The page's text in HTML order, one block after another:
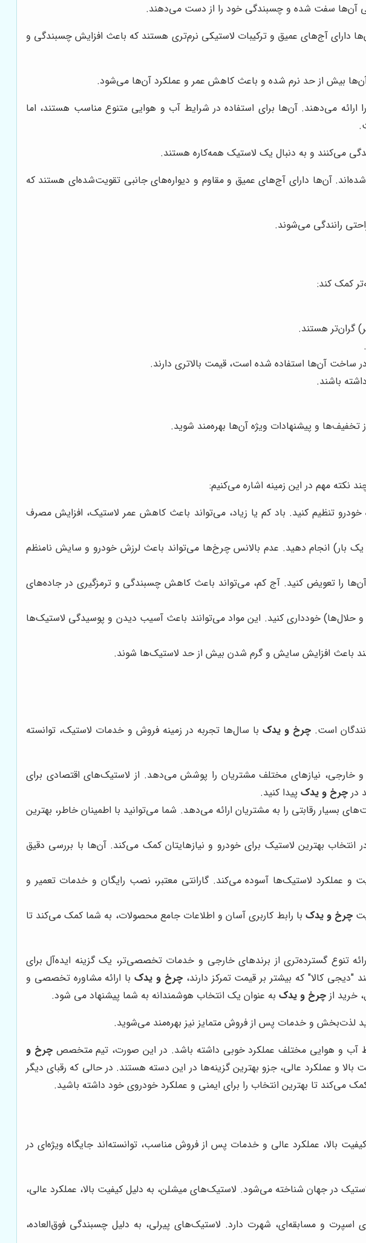
آن‌ها سفت شده و چسبندگی خود را از دست می‌دهند.
دارای آج‌های عمیق و ترکیبات لاستیکی نرم‌تری هستند که باعث افزایش چسبندگی و
آن‌ها بیش از حد نرم شده و باعث کاهش عمر و عملکرد آن‌ها می‌شود.
ارائه می‌دهند. آن‌ها برای استفاده در شرایط آب و هوایی متنوع مناسب هستند، اما
می‌کنند و به دنبال یک لاستیک همه‌کاره هستند.
آن‌ها دارای آج‌های عمیق و مقاوم و دیواره‌های جانبی تقویت‌شده‌ای هستند که
رانندگی می‌شوند.
کمک کند:
گران‌تر هستند.
ساخت آن‌ها استفاده شده است، قیمت بالاتری دارند.
باشند.
و پیشنهادات ویژه آن‌ها بهره‌مند شوید.
نکته مهم در این زمینه اشاره می‌کنیم:
تنظیم کنید. باد کم یا زیاد، می‌تواند باعث کاهش عمر لاستیک، افزایش مصرف
بار) انجام دهید. عدم بالانس چرخ‌ها می‌تواند باعث لرزش خودرو و سایش نامنظم
را تعویض کنید. آج کم، می‌تواند باعث کاهش چسبندگی و ترمزگیری در جاده‌های
و حلال‌ها) خودداری کنید. این مواد می‌توانند باعث آسیب دیدن و پوسیدگی لاستیک‌ها
باعث افزایش سایش و گرم شدن بیش از حد لاستیک‌ها شوند.
است.چرخ و یدک با سال‌ها تجربه در زمینه فروش و خدمات لاستیک، توانسته
و خارجی، نیازهای مختلف مشتریان را پوشش می‌دهد. از لاستیک‌های اقتصادی برای
در چرخ و یدکپیدا کنید.
بسیار رقابتی را به مشتریان ارائه می‌دهد. شما می‌توانید با اطمینان خاطر، بهترین
انتخاب بهترین لاستیک برای خودرو و نیازهایتان کمک می‌کند. آن‌ها با بررسی دقیق
و عملکرد لاستیک‌ها آسوده می‌کند. گارانتی معتبر، نصب رایگان و خدمات تعمیر و
چرخ و یدک با رابط کاربری آسان و اطلاعات جامع محصولات، به شما کمک می‌کند تا
تنوع گسترده‌تری از برندهای خارجی و خدمات تخصصی‌تر، یک گزینه ایده‌آل برای
"دیجی کالا" که بیشتر بر قیمت تمرکز دارند،چرخ و یدکبا ارائه مشاوره تخصصی و
خرید از چرخ و یدکبه عنوان یک انتخاب هوشمندانه به شما پیشنهاد می شود.
لذت‌بخش و خدمات پس از فروش متمایز نیز بهره‌مند می‌شوید.
آب و هوایی مختلف عملکرد خوبی داشته باشد. در این صورت، تیم متخصصچرخ و
و عملکرد عالی، جزو بهترین گزینه‌ها در این دسته هستند. در حالی که رقبای دیگر
می‌کند تا بهترین انتخاب را برای ایمنی و عملکرد خودروی خود داشته باشید.
بالا، عملکرد عالی و خدمات پس از فروش مناسب، توانسته‌اند جایگاه ویژه‌ای در
در جهان شناخته می‌شود. لاستیک‌های میشلن، به دلیل کیفیت بالا، عملکرد عالی،
اسپرت و مسابقه‌ای، شهرت دارد. لاستیک‌های پیرلی، به دلیل چسبندگی فوق‌العاده،